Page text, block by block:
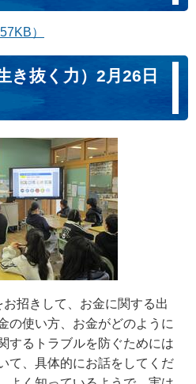
）
き抜く力）2月26日
招きして、お金に関する出
の使い方、お金がどのように
するトラブルを防ぐためには
て、具体的にお話をしてくだ